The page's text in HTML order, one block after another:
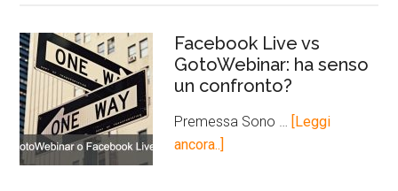
Facebook Live vs
GotoWebinar: ha senso
un confronto?
Premessa Sono …
[Leggi
ancora..]